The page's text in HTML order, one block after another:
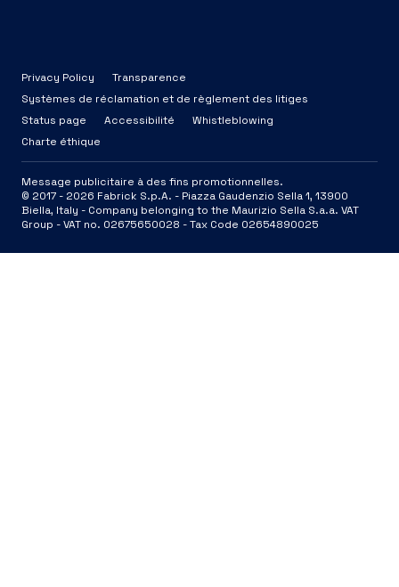
Privacy Policy
Transparence
Systèmes de réclamation et de règlement des litiges
Status page
Accessibilité
Whistleblowing
Charte éthique
Message publicitaire à des fins promotionnelles.
© 2017 - 2026 Fabrick S.p.A. - Piazza Gaudenzio Sella 1, 13900
Biella, Italy - Company belonging to the Maurizio Sella S.a.a. VAT
Group - VAT no. 02675650028 - Tax Code 02654890025